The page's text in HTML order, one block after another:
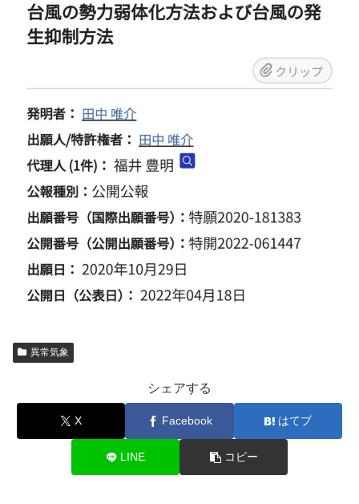
異常気象
シェアする
X Facebook はてブ
LINE コピー